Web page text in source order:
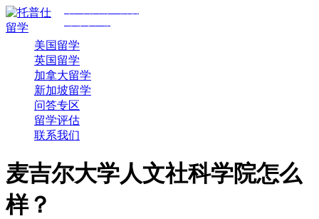
美国留学
英国留学
加拿大留学
新加坡留学
问答专区
留学评估
联系我们
麦吉尔大学人文社科学院怎么
样？